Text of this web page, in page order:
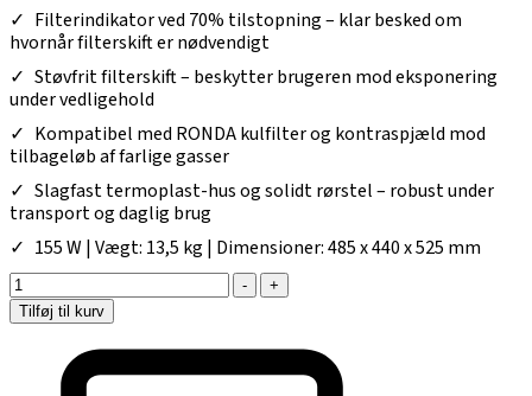
Filterindikator ved 70% tilstopning – klar besked om
hvornår filterskift er nødvendigt
Støvfrit filterskift – beskytter brugeren mod eksponering
under vedligehold
Kompatibel med RONDA kulfilter og kontraspjæld mod
tilbageløb af farlige gasser
Slagfast termoplast-hus og solidt rørstel – robust under
transport og daglig brug
155 W | Vægt: 13,5 kg | Dimensioner: 485 x 440 x 525 mm
-
+
Tilføj til kurv